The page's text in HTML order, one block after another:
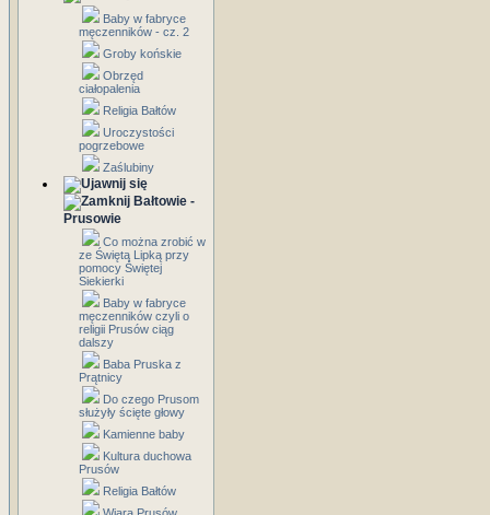
Baby w fabryce
męczenników - cz. 2
Groby końskie
Obrzęd
ciałopalenia
Religia Bałtów
Uroczystości
pogrzebowe
Zaślubiny
Bałtowie -
Prusowie
Co można zrobić w
ze Świętą Lipką przy
pomocy Świętej
Siekierki
Baby w fabryce
męczenników czyli o
religii Prusów ciąg
dalszy
Baba Pruska z
Prątnicy
Do czego Prusom
służyły ścięte głowy
Kamienne baby
Kultura duchowa
Prusów
Religia Bałtów